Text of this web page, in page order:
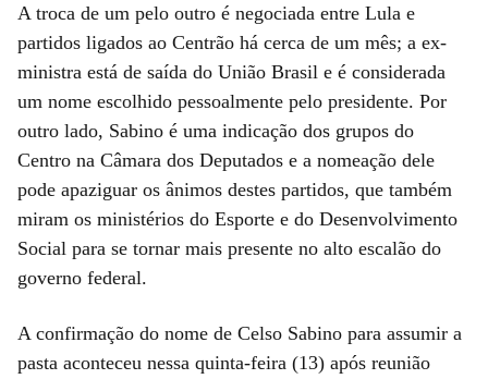
A troca de um pelo outro é negociada entre Lula e
partidos ligados ao Centrão há cerca de um mês; a ex-
ministra está de saída do União Brasil e é considerada
um nome escolhido pessoalmente pelo presidente. Por
outro lado, Sabino é uma indicação dos grupos do
Centro na Câmara dos Deputados e a nomeação dele
pode apaziguar os ânimos destes partidos, que também
miram os ministérios do Esporte e do Desenvolvimento
Social para se tornar mais presente no alto escalão do
governo federal.
A confirmação do nome de Celso Sabino para assumir a
pasta aconteceu nessa quinta-feira (13) após reunião